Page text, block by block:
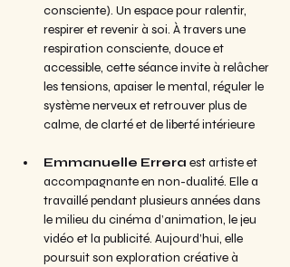
consciente). Un espace pour ralentir,
respirer et revenir à soi. À travers une
respiration consciente, douce et
accessible, cette séance invite à relâcher
les tensions, apaiser le mental, réguler le
système nerveux et retrouver plus de
calme, de clarté et de liberté intérieure
Emmanuelle Errera est artiste et
accompagnante en non-dualité. Elle a
travaillé pendant plusieurs années dans
le milieu du cinéma d’animation, le jeu
vidéo et la publicité. Aujourd’hui, elle
poursuit son exploration créative à